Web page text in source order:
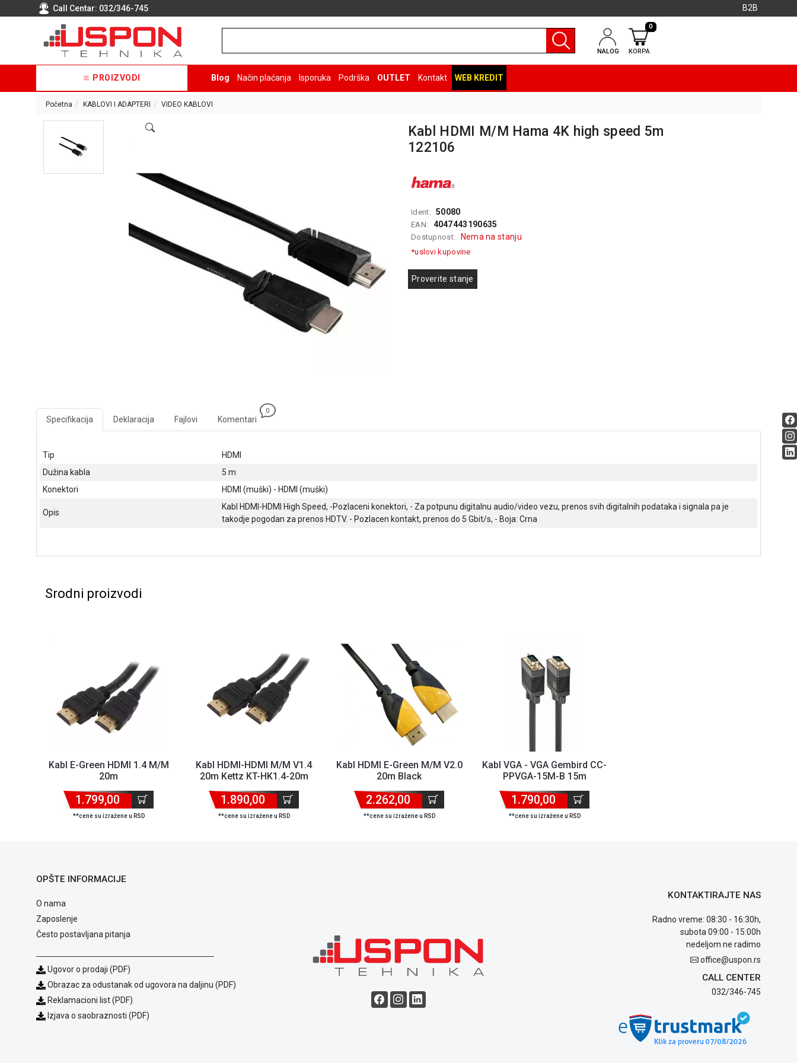
Call Centar: 032/346-745 B2B
NALOG KORPA
0
PROIZVODI Blog Način plaćanja Isporuka Podrška OUTLET Kontakt WEB KREDIT
Početna KABLOVI I ADAPTERI VIDEO KABLOVI
Kabl HDMI M/M Hama 4K high speed 5m
122106
Ident: 50080
EAN: 4047443190635
Dostupnost: Nema na stanju
*uslovi kupovine
Proverite stanje
Specifikacija Deklaracija Fajlovi Komentari
0
Tip
HDMI
Dužina kabla
5 m
Konektori
HDMI (muški) - HDMI (muški)
Opis
Kabl HDMI-HDMI High Speed, -Pozlaceni konektori, - Za potpunu digitalnu audio/video vezu, prenos svih digitalnih podataka i signala pa je
takodje pogodan za prenos HDTV. - Pozlacen kontakt, prenos do 5 Gbit/s, - Boja: Crna
Srodni proizvodi
Kabl E-Green HDMI 1.4 M/M
20m
1.799,00
**cene su izražene u RSD
Kabl HDMI-HDMI M/M V1.4
20m Kettz KT-HK1.4-20m
1.890,00
**cene su izražene u RSD
Kabl HDMI E-Green M/M V2.0
20m Black
2.262,00
**cene su izražene u RSD
Kabl VGA - VGA Gembird CC-
PPVGA-15M-B 15m
1.790,00
**cene su izražene u RSD
OPŠTE INFORMACIJE
O nama
Zaposlenje
Često postavljana pitanja
Ugovor o prodaji (PDF)
Obrazac za odustanak od ugovora na daljinu (PDF)
Reklamacioni list (PDF)
Izjava o saobraznosti (PDF)
KONTAKTIRAJTE NAS
Radno vreme: 08:30 - 16:30h,
subota 09:00 - 15:00h
nedeljom ne radimo
office@uspon.rs
CALL CENTER
032/346-745